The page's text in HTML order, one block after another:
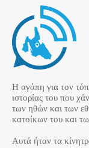
Η αγάπη για τον
ιστορίας του που
των ηθών και των
κατοίκων του και
Αυτά ήταν τα